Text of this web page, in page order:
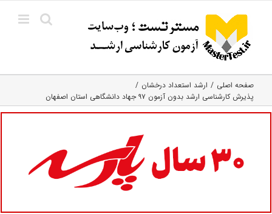
content
صفحه اصلی
ارشد استعداد درخشان
پذیرش کارشناسی ارشد بدون آزمون ۹۷ جهاد دانشگاهی استان اصفهان